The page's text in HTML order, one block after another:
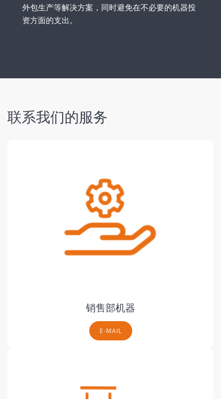
外包生产等解决方案，同时避免在不必要的机器投
资方面的支出。
联系我们的服务
销售部机器
E-MAIL